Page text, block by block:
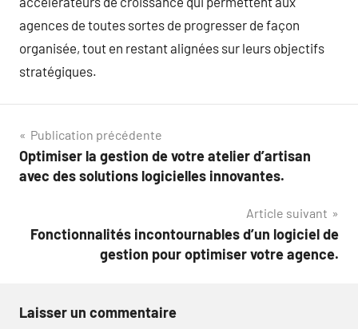
agences de toutes sortes de progresser de façon
organisée, tout en restant alignées sur leurs objectifs
stratégiques.
Navigation
de
Publication précédente
Optimiser la gestion de votre atelier d’artisan
avec des solutions logicielles innovantes.
Article suivant
Fonctionnalités incontournables d’un logiciel de
gestion pour optimiser votre agence.
Laisser un commentaire